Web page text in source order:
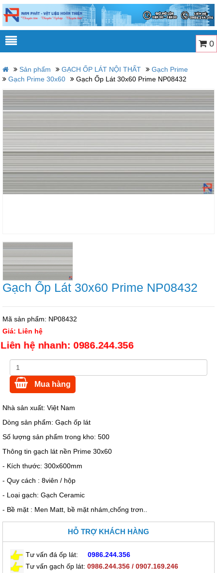
0
Sản phẩm GẠCH ỐP LÁT NỘI THẤT
Gạch Prime
Gạch Prime 30x60
Gạch Ốp Lát 30x60 Prime NP08432
Gạch Ốp Lát 30x60 Prime NP08432
Mã sản phẩm: NP08432
Giá: Liên hệ
Liên hệ nhanh: 0986.244.356
Mua hàng
Nhà sản xuất: Việt Nam
Dòng sản phẩm: Gạch ốp lát
Số lượng sản phẩm trong kho: 500
Thông tin gạch lát nền Prime 30x60
- Kích thước: 300x600mm
- Quy cách : 8viên / hộp
- Loại gạch: Gạch Ceramic
- Bề mặt : Men Matt, bề mặt nhám,chống trơn..
HỖ TRỢ KHÁCH HÀNG
Tư vấn đá ốp lát: 0986.244.356
Tư vấn gạch ốp lát: 0986.244.356 / 0907.169.246